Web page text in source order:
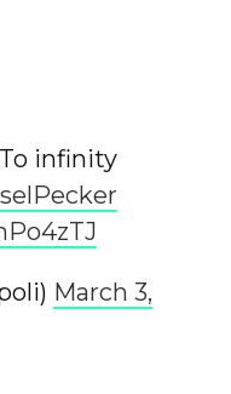
infinity
March 3,